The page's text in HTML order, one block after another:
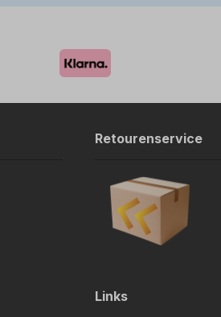
Retourenservice
Links